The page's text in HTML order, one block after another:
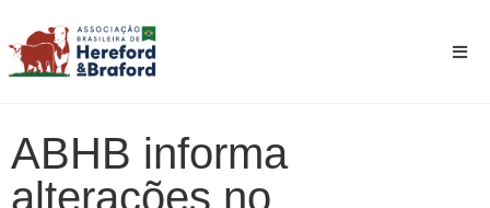
ABHB informa
alterações no